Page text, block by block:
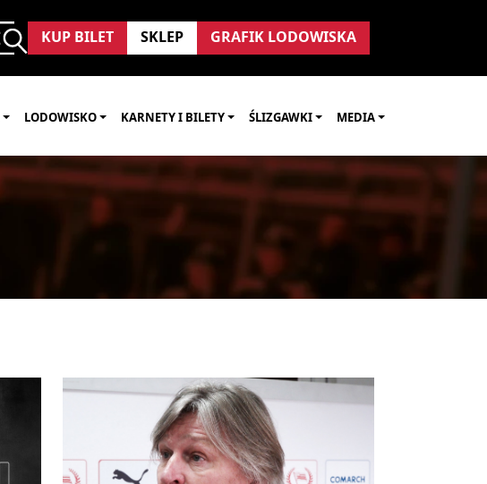
KUP BILET SKLEP GRAFIK LODOWISKA
LODOWISKO KARNETY I BILETY ŚLIZGAWKI MEDIA